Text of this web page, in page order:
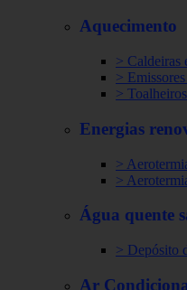
Aquecimento
> Caldeiras
>
>
Energias
>
>
Água quente
> Depósito
Ar